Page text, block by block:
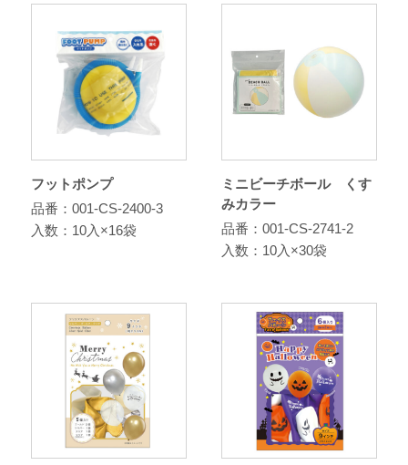
フットポンプ
品番：001-CS-2400-3
入数：10入×16袋
ミニビーチボール くす
みカラー
品番：001-CS-2741-2
入数：10入×30袋